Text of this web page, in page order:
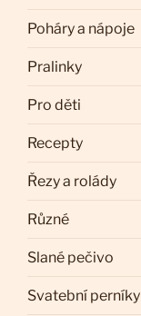
Poháry a nápoje
Pralinky
Pro děti
Recepty
Řezy a rolády
Různé
Slané pečivo
Svatební perníky